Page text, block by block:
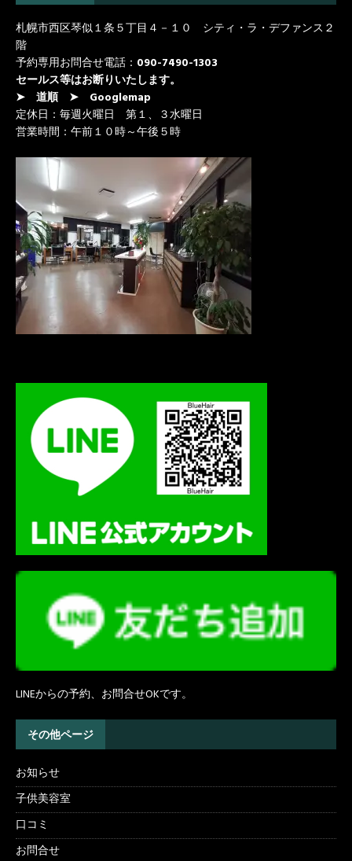
札幌市西区琴似１条５丁目４－１０ シティ・ラ・デファンス２
階
予約専用お問合せ電話： 090-7490-1303
セールス等はお断りいたします。
➤ 道順
➤ Googlemap
定休日：毎週火曜日 第１、３水曜日
営業時間：午前１０時～午後５時
LINEからの予約、お問合せOKです。
その他ページ
お知らせ
子供美容室
口コミ
お問合せ